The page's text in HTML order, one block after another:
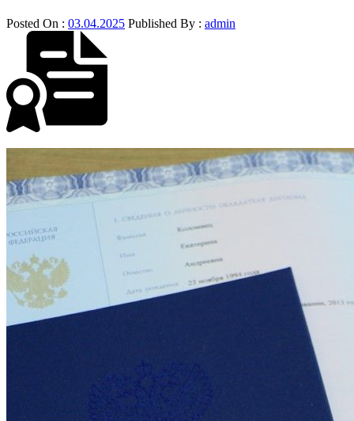
Posted On : 03.04.2025 Published By : admin